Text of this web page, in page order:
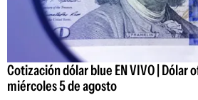
Cotización dólar blue EN VIVO | Dólar
miércoles 5 de agosto